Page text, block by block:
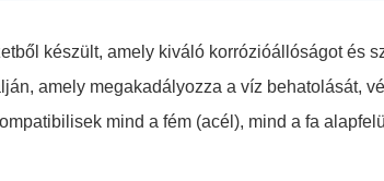
készült, amely kiváló korrózióállóságot és
amely megakadályozza a víz behatolását,
mind a fém (acél), mind a fa